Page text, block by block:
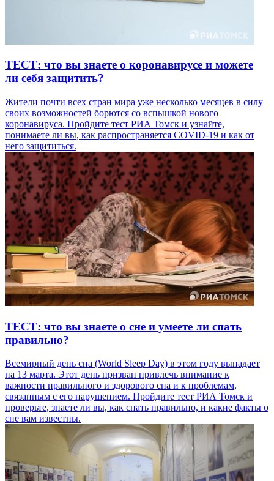
ТЕСТ: что вы знаете о коронавирусе и можете
ли себя защитить?
Жители почти всех стран мира уже несколько месяцев в силу
своих возможностей борются со вспышкой нового
коронавируса. Пройдите тест РИА Томск и узнайте,
понимаете ли вы, как распространяется COVID-19 и как от
него защититься.
ТЕСТ: что вы знаете о сне и умеете ли спать
правильно?
Всемирный день сна (World Sleep Day) в этом году выпадает
на 13 марта. Этот день призван привлечь внимание к
важности правильного и здорового сна и к проблемам,
связанным с его нарушением. Пройдите тест РИА Томск и
проверьте, знаете ли вы, как спать правильно, и какие факты о
cне вам известны.